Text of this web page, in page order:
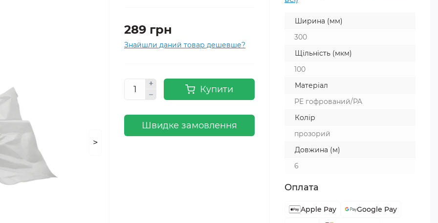
>
289 грн
Знайшли даний товар дешевше?
Купити
Швидке замовлення
Ширина (мм)
300
Щільність (мкм)
100
Матеріал
PE гофрований/PA
Колір
прозорий
Довжина (м)
6
Оплата
Apple Pay
Google Pay